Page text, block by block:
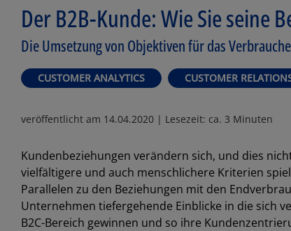
Der B2B-Kunde: Wie Sie seine
Die Umsetzung von Objektiven für das
CUSTOMER ANALYTICS CUSTOMER
veröffentlicht am 14.04.2020 | Lesezeit: ca. 3 Minuten
Kundenbeziehungen verändern sich, und dies
vielfältigere und auch menschlichere Kriterien
Parallelen zu den Beziehungen mit den
Unternehmen tiefergehende Einblicke in die sich
B2C-Bereich gewinnen und so ihre